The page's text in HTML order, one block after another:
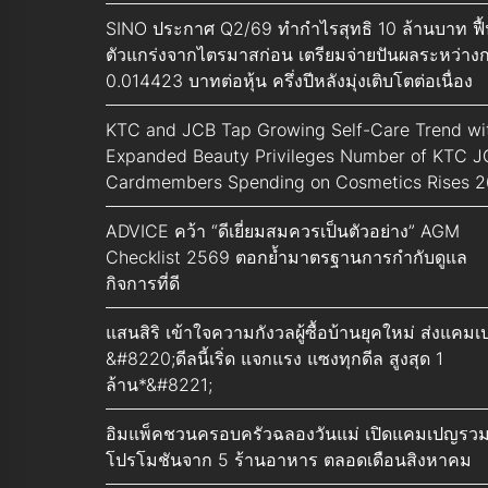
SINO ประกาศ Q2/69 ทำกำไรสุทธิ 10 ล้านบาท
ตัวแกร่งจากไตรมาสก่อน เตรียมจ่ายปันผลระหว่าง
0.014423 บาทต่อหุ้น ครึ่งปีหลังมุ่งเติบโตต่อเนื่อง
KTC and JCB Tap Growing Self-Care Trend
Expanded Beauty Privileges Number of KTC
Cardmembers Spending on Cosmetics Rises
ADVICE คว้า “ดีเยี่ยมสมควรเป็นตัวอย่าง” AGM
Checklist 2569 ตอกย้ำมาตรฐานการกำกับดูแล
กิจการที่ดี
แสนสิริ เข้าใจความกังวลผู้ซื้อบ้านยุคใหม่ ส่งแคม
&#8220;ดีลนี้เริ่ด แจกแรง แซงทุกดีล สูงสุด 1
ล้าน*&#8221;
อิมแพ็คชวนครอบครัวฉลองวันแม่ เปิดแคมเปญรวม
โปรโมชันจาก 5 ร้านอาหาร ตลอดเดือนสิงหาคม